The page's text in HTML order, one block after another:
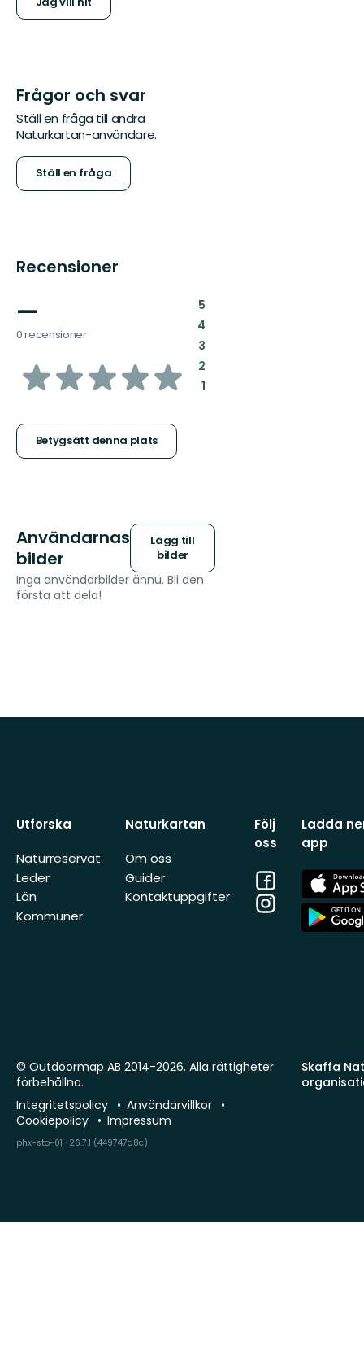
Frågor och svar
Ställ en fråga till andra
Naturkartan-användare.
Ställ en fråga
Recensioner
—
0 recensioner
av
stjärnor
Betygsätt denna plats
5:
4:
3:
2:
1:
Användarnas
bilder
Lägg till
bilder
Inga användarbilder ännu. Bli den
första att dela!
Utforska
Naturreservat
Leder
Län
Kommuner
Naturkartan
Om oss
Guider
Kontaktuppgifter
Följ
oss
Facebook
Instagram
Ladda
app
App
Store
App
Store
Skaffa
© Outdoormap AB 2014-2026. Alla rättigheter
förbehållna.
Integritetspolicy
Användarvillkor
Cookiepolicy
Impressum
phx-sto-01 · 26.7.1 (449747a8c)